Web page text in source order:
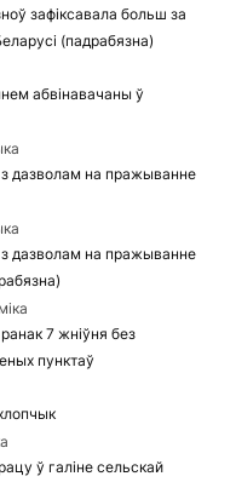
зафіксавала больш за
(падрабязна)
абвінавачаны ў
дазволам на пражыванне
дазволам на пражыванне
7 жніўня без
пунктаў
ў галіне сельскай